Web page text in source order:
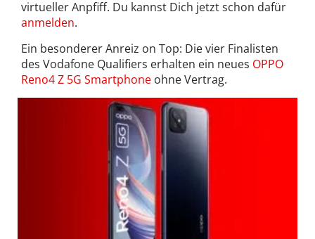
virtueller Anpfiff. Du kannst Dich jetzt schon dafür
anmelden.
Ein besonderer Anreiz on Top: Die vier Finalisten
des Vodafone Qualifiers erhalten ein neues OPPO
Reno4 Z 5G Smartphone ohne Vertrag.